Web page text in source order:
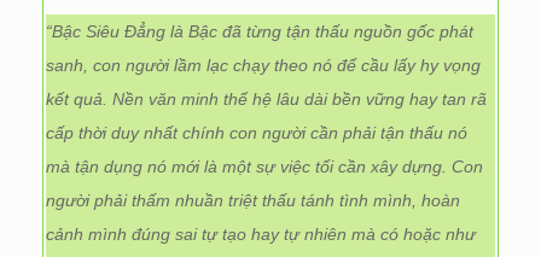
“Bậc Siêu Đẳng là Bậc đã từng tận thấu nguồn gốc phát
sanh, con người lầm lạc chạy theo nó để cầu lấy hy vọng
kết quả. Nền văn minh thế hệ lâu dài bền vững hay tan rã
cấp thời duy nhất chính con người cần phải tận thấu nó
mà tận dụng nó mới là một sự việc tối cần xây dựng. Con
người phải thấm nhuần triệt thấu tánh tình mình, hoàn
cảnh mình đúng sai tự tạo hay tự nhiên mà có hoặc như